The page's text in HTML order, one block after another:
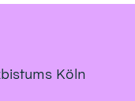
Köln